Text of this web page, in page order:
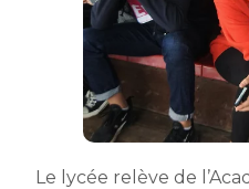
Le lycée relève de